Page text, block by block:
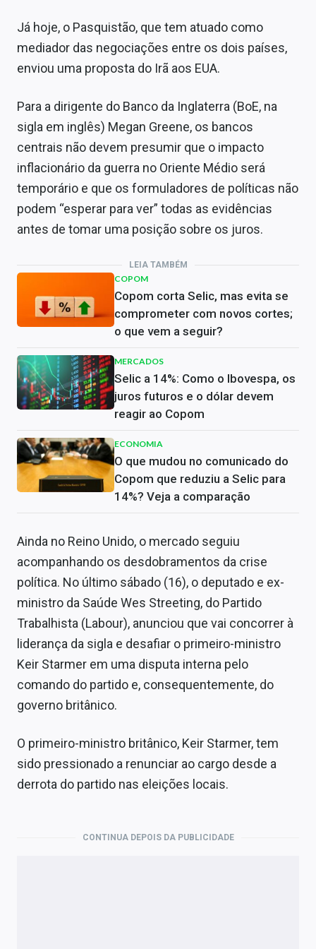
Já hoje, o Pasquistão, que tem atuado como
mediador das negociações entre os dois países,
enviou uma proposta do Irã aos EUA.
Para a dirigente do Banco da Inglaterra (BoE, na
sigla em inglês) Megan Greene, os bancos
centrais não devem presumir que o impacto
inflacionário da guerra no Oriente Médio será
temporário e que os formuladores de políticas não
podem “esperar para ver” todas as evidências
antes de tomar uma posição sobre os juros.
LEIA TAMBÉM
COPOM
Copom corta Selic, mas evita se
comprometer com novos cortes;
o que vem a seguir?
MERCADOS
Selic a 14%: Como o Ibovespa, os
juros futuros e o dólar devem
reagir ao Copom
ECONOMIA
O que mudou no comunicado do
Copom que reduziu a Selic para
14%? Veja a comparação
Ainda no Reino Unido, o mercado seguiu
acompanhando os desdobramentos da crise
política. No último sábado (16), o deputado e ex-
ministro da Saúde Wes Streeting, do Partido
Trabalhista (Labour), anunciou que vai concorrer à
liderança da sigla e desafiar o primeiro-ministro
Keir Starmer em uma disputa interna pelo
comando do partido e, consequentemente, do
governo britânico.
O primeiro-ministro britânico, Keir Starmer, tem
sido pressionado a renunciar ao cargo desde a
derrota do partido nas eleições locais.
CONTINUA DEPOIS DA PUBLICIDADE